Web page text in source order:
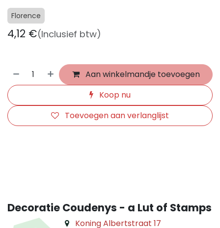
Florence
4,12 €(Inclusief btw)
Aan winkelmandje toevoegen
Koop nu
Toevoegen aan verlanglijst
Decoratie Coudenys - a Lut of Stamps
Koning Albertstraat 17